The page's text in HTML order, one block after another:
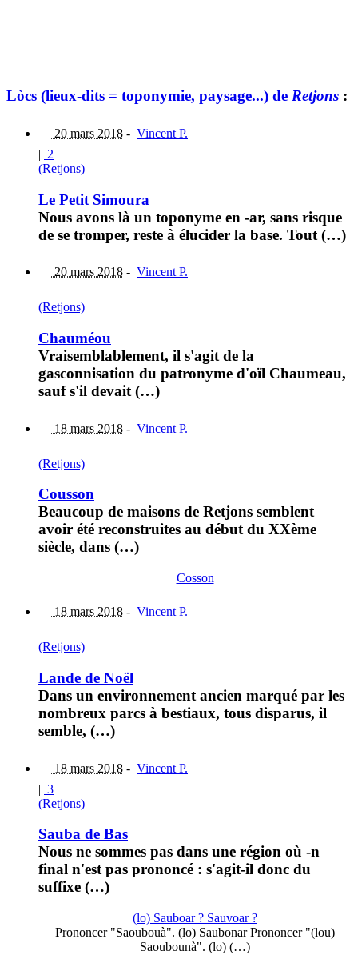
Lòcs (lieux-dits = toponymie, paysage...) de Retjons :
20 mars 2018 - Vincent P.
| 2
(Retjons)
Le Petit Simoura
Nous avons là un toponyme en -ar, sans risque
de se tromper, reste à élucider la base. Tout (…)
20 mars 2018 - Vincent P.
(Retjons)
Chauméou
Vraisemblablement, il s'agit de la
gasconnisation du patronyme d'oïl Chaumeau,
sauf s'il devait (…)
18 mars 2018 - Vincent P.
(Retjons)
Cousson
Beaucoup de maisons de Retjons semblent
avoir été reconstruites au début du XXème
siècle, dans (…)
Cosson
18 mars 2018 - Vincent P.
(Retjons)
Lande de Noël
Dans un environnement ancien marqué par les
nombreux parcs à bestiaux, tous disparus, il
semble, (…)
18 mars 2018 - Vincent P.
| 3
(Retjons)
Sauba de Bas
Nous ne sommes pas dans une région où -n
final n'est pas prononcé : s'agit-il donc du
suffixe (…)
(lo) Sauboar ? Sauvoar ?
Prononcer "Saoubouà". (lo) Saubonar Prononcer "(lou)
Saoubounà". (lo) (…)